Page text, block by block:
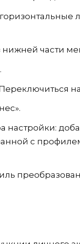
нижней части
настройки:
с